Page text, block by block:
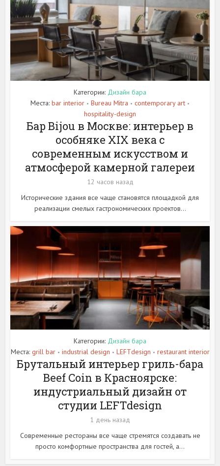
Категории: Дизайн бара
Места: bar interior • Bureau Mitra • contemporary art •
hospitality-design
Бар Bijou в Москве: интерьер в
особняке XIX века с
современным искусством и
атмосферой камерной галереи
12 часов назад
Исторические здания все чаще становятся площадкой для
реализации смелых гастрономических проектов...
Категории: Дизайн бара
Места: grill bar • industrial design • LEFTdesign • restaurant interior
Брутальный интерьер гриль-бара
Beef Coin в Красноярске:
индустриальный дизайн от
студии LEFTdesign
1 день назад
Современные рестораны все чаще стремятся создавать не
просто комфортные пространства для гостей, а...